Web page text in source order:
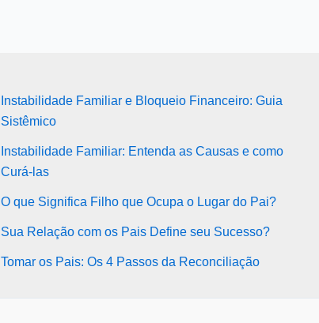
Instabilidade Familiar e Bloqueio Financeiro: Guia
Sistêmico
Instabilidade Familiar: Entenda as Causas e como
Curá-las
O que Significa Filho que Ocupa o Lugar do Pai?
Sua Relação com os Pais Define seu Sucesso?
Tomar os Pais: Os 4 Passos da Reconciliação